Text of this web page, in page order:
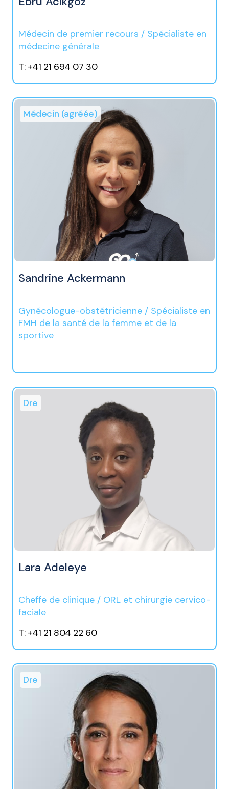
Médecin de premier recours / Spécialiste en
médecine générale
T: +41 21 694 07 30
Médecin (agréée)
Sandrine Ackermann
Gynécologue-obstétricienne / Spécialiste en
FMH de la santé de la femme et de la
sportive
Dre
Lara Adeleye
Cheffe de clinique / ORL et chirurgie cervico-
faciale
T: +41 21 804 22 60
Dre